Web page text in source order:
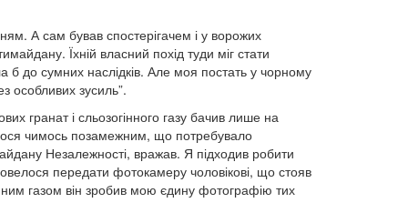
А сам бував спостерігачем і у ворожих
Їхній власний похід туди міг стати
до сумних наслідків. Але моя постать у чорному
особливих зусиль”.
гранат і сльозогінного газу бачив лише на
чимось позамежним, що потребувало
Незалежності, вражав. Я підходив робити
передати фотокамеру чоловікові, що стояв
газом він зробив мою єдину фотографію тих